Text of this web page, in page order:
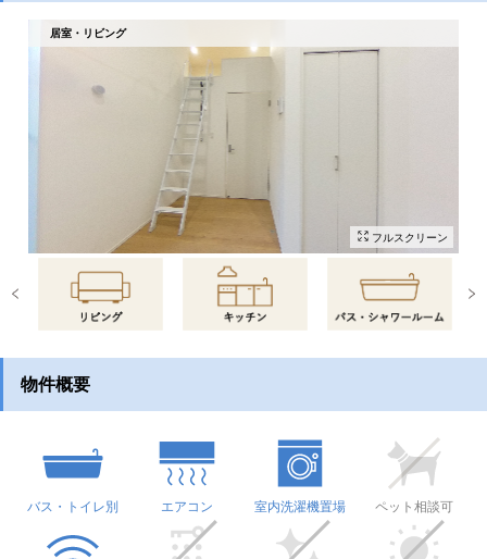
居室・リビング
フルスクリーン
物件概要
バス・トイレ別 エアコン 室内洗濯機置場 ペット相談可